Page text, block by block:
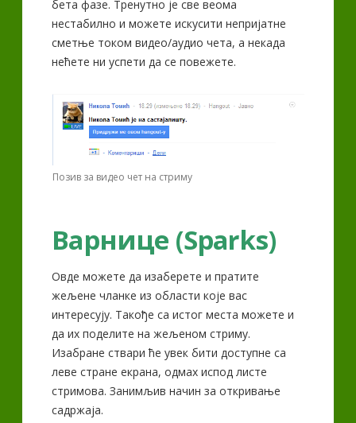
бета фазе. Тренутно је све веома
нестабилно и можете искусити непријатне
сметње током видео/аудио чета, а некада
нећете ни успети да се повежете.
Позив за видео чет на стриму
Варнице (Sparks)
Овде можете да изаберете и пратите
жељене чланке из области које вас
интересују. Такође са истог места можете и
да их поделите на жељеном стриму.
Изабране ствари ће увек бити доступне са
леве стране екрана, одмах испод листе
стримова. Занимљив начин за откривање
садржаја.